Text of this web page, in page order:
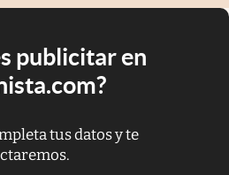
publicitar en
tus datos y te